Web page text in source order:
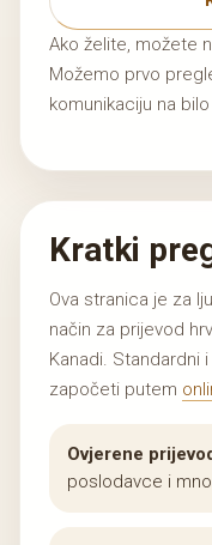
Ako želite, možete
Možemo prvo
komunikaciju na
Kratki
Ova stranica je za
način za prijevod
Kanadi. Standardni
započeti putem
Ovjerene
poslodavce i